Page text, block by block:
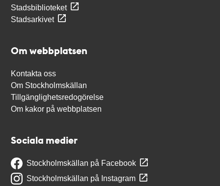
Stadsbiblioteket
Stadsarkivet
Om webbplatsen
Kontakta oss
Om Stockholmskällan
Tillgänglighetsredogörelse
Om kakor på webbplatsen
Sociala medier
Stockholmskällan på Facebook
Stockholmskällan på Instagram